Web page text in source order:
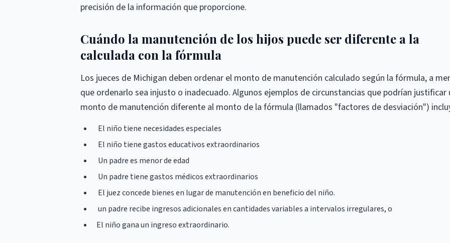
precisión de la información que proporcione.
Cuándo la manutención de los hijos puede ser diferente a la
calculada con la fórmula
Los jueces de Michigan deben ordenar el monto de manutención calculado según la fórmula, a
que ordenarlo sea injusto o inadecuado. Algunos ejemplos de circunstancias que podrían justificar
monto de manutención diferente al monto de la fórmula (llamados "factores de desviación")
El niño tiene necesidades especiales
El niño tiene gastos educativos extraordinarios
Un padre es menor de edad
Un padre tiene gastos médicos extraordinarios
El juez concede bienes en lugar de manutención en beneficio del niño.
un padre recibe ingresos adicionales en cantidades variables a intervalos irregulares, o
El niño gana un ingreso extraordinario.